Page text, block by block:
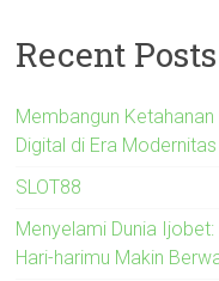
Recent Posts
Membangun
Digital di Era Modernitas
SLOT88
Menyelami Dunia
Hari-harimu Makin